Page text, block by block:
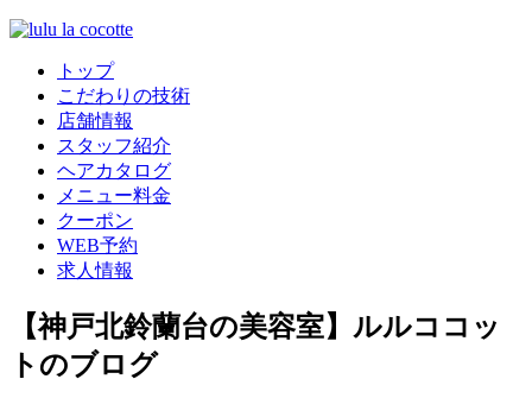
トップ
こだわりの技術
店舗情報
スタッフ紹介
ヘアカタログ
メニュー料金
クーポン
WEB予約
求人情報
【神戸北鈴蘭台の美容室】ルルココッ
トのブログ